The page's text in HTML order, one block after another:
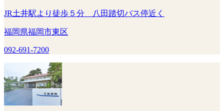
JR土井駅より徒歩５分 八田踏切バス停近く
福岡県福岡市東区
092-691-7200